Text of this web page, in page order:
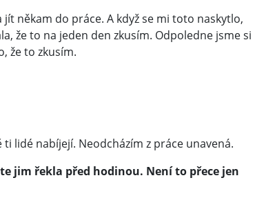
někam do práce. A když se mi toto naskytlo,
že to na jeden den zkusím. Odpoledne jsme si
že to zkusím.
lidé nabíjejí. Neodcházím z práce unavená.
jim řekla před hodinou. Není to přece jen